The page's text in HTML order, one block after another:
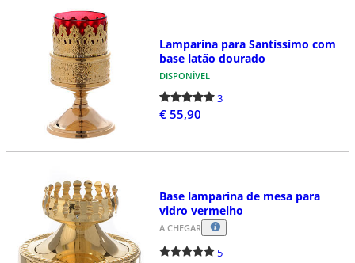
Lamparina para Santíssimo com
base latão dourado
DISPONÍVEL
3
€ 55,90
Base lamparina de mesa para
vidro vermelho
A CHEGAR
5